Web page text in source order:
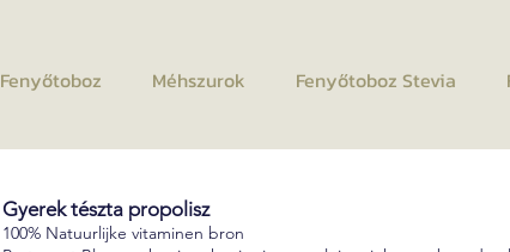
Fenyőtoboz Méhszurok Fenyőtoboz Stevia
Gyerek tészta propolisz
100% Natuurlijke vitaminen bron